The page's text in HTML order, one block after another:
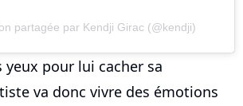
partagée par Kendji Girac (@kendji)
yeux pour lui cacher sa
va donc vivre des émotions